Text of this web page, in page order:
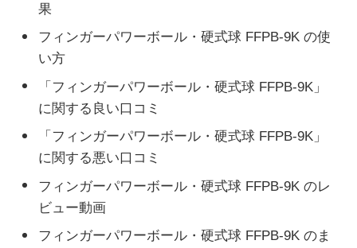
果
フィンガーパワーボール・硬式球 FFPB-9K の使
い方
「フィンガーパワーボール・硬式球 FFPB-9K」
に関する良い口コミ
「フィンガーパワーボール・硬式球 FFPB-9K」
に関する悪い口コミ
フィンガーパワーボール・硬式球 FFPB-9K のレ
ビュー動画
フィンガーパワーボール・硬式球 FFPB-9K のま